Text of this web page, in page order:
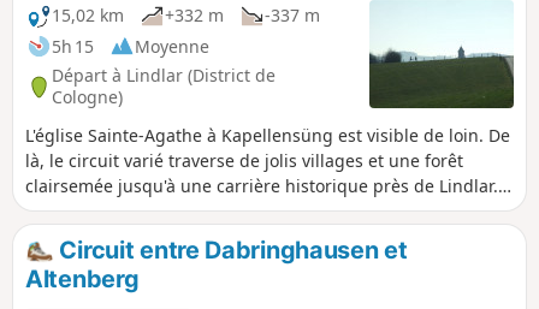
15,02 km
+332 m
-337 m
5h 15
Moyenne
Départ à Lindlar (District de
Cologne)
L'église Sainte-Agathe à Kapellensüng est visible de loin. De
là, le circuit varié traverse de jolis villages et une forêt
clairsemée jusqu'à une carrière historique près de Lindlar.
Sur le chemin du retour, dans les prairies avant Hartegasse,
un « effet spécial » nous attend : la tour Sainte-Agathe
semble s'élever au-dessus de la prairie.
Circuit entre Dabringhausen et
Altenberg